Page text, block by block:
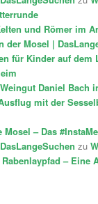
und Römer im
der Mosel |
für Kinder auf dem
Daniel Bach
mit der
– Das
zu
– Eine